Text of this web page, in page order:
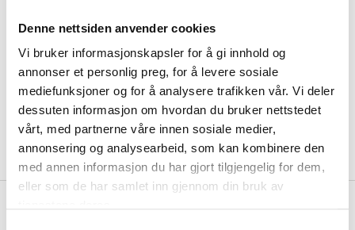
Denne nettsiden anvender cookies
Vi bruker informasjonskapsler for å gi innhold og
annonser et personlig preg, for å levere sosiale
mediefunksjoner og for å analysere trafikken vår. Vi deler
dessuten informasjon om hvordan du bruker nettstedet
vårt, med partnerne våre innen sosiale medier,
annonsering og analysearbeid, som kan kombinere den
med annen informasjon du har gjort tilgjengelig for dem,
eller som de har samlet inn gjennom din bruk av
Technical specifications
Length
600 mm
Square drive socket
1/2"